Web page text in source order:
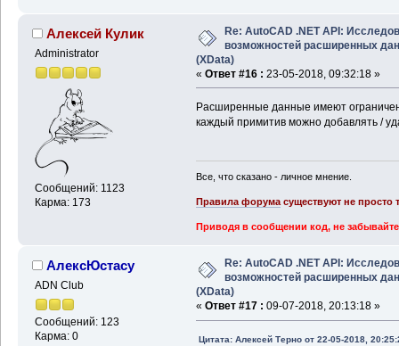
Алексей Кулик
Administrator
Сообщений: 1123
Карма: 173
Re: AutoCAD .NET API:
возможностей расширенных
(XData)
« Ответ #16 : 23-05-2018, 09:32:18 »
Расширенные данные имеют
каждый примитив можно добавлять /
Все, что сказано - личное мнение.
Правила форумасуществуют не просто
Приводя в сообщении код, не
АлексЮстасу
ADN Club
Сообщений: 123
Карма: 0
Re: AutoCAD .NET API:
возможностей расширенных
(XData)
« Ответ #17 : 09-07-2018, 20:13:18 »
Цитата: Алексей Терно от 22-05-2018,